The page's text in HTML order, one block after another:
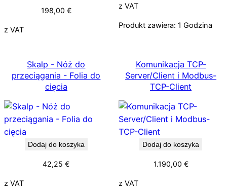
198,00 €
z VAT
z VAT
Produkt zawiera: 1Godzina
Skalp - Nóż do
przeciągania - Folia do
cięcia
Dodaj do koszyka
42,25€
z VAT
Komunikacja TCP-
Server/Client i Modbus-
TCP-Client
Dodaj do koszyka
1.190,00 €
z VAT